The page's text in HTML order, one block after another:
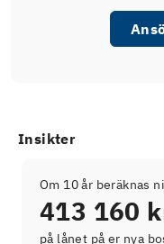
Insikter
Om 10 år beräknas
413 160
på lånet på er nya